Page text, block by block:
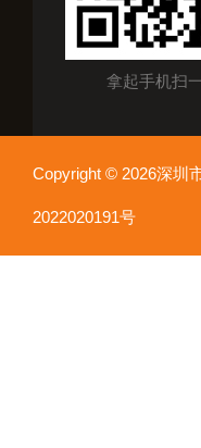
拿起手机扫
Copyright © 2026深圳
2022020191号